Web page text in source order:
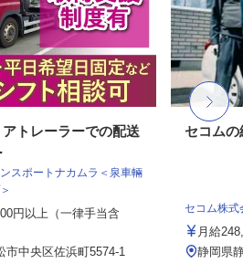
トレーラーでの配送
スポートナカムラ＜泉車輛
円以上（一律手当含
市中央区佐浜町5574-1
セコムの
セコム株式
月給
静岡県